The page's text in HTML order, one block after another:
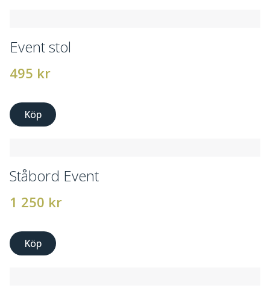
Event stol
495 kr
Köp
Ståbord Event
1 250 kr
Köp